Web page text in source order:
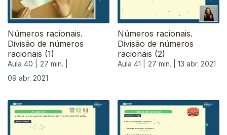
Números racionais.
Divisão de números
racionais (1)
Aula 40 |
27 min. |
09 abr. 2021
Números racionais.
Divisão de números
racionais (2)
Aula 41 | 27 min. | 13 abr. 2021